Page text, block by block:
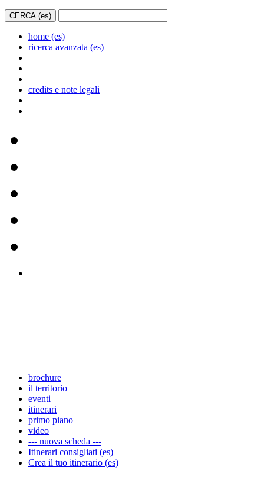
home (es)
ricerca avanzata (es)
credits e note legali
brochure
il territorio
eventi
itinerari
primo piano
video
--- nuova scheda ---
Itinerari consigliati (es)
Crea il tuo itinerario (es)